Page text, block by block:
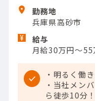
勤務地
兵庫県高砂市
給与
月給30万円～
・明るく働
・当社メン
ら徒歩10分！